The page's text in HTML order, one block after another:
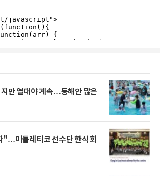
만 열대야 계속…동해안 많은
"…아틀레티코 선수단 한식 회